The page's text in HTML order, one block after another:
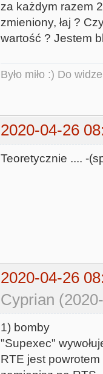
vekt_exit:
za każdym razem
zmieniony, łaj ?
wartość ? Jestem
Było miło :) Do
2020-04-26
Teoretycznie .... -
2020-04-26
Cyprian
1) bomby
"Supexec"
RTE jest